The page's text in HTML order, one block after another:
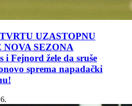
UZASTOPNU
SEZONA
Fejnord žele da sruše
sprema napadački